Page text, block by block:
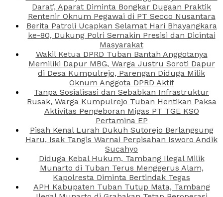
Darat’, Aparat Diminta Bongkar Dugaan Praktik
Rentenir Oknum Pegawai di PT Secco Nusantara
Berita Patroli Ucapkan Selamat Hari Bhayangkara
ke-80, Dukung Polri Semakin Presisi dan Dicintai
Masyarakat
Wakil Ketua DPRD Tuban Bantah Anggotanya
Memiliki Dapur MBG, Warga Justru Soroti Dapur
di Desa Kumpulrejo, Parengan Diduga Milik
Oknum Anggota DPRD Aktif
Tanpa Sosialisasi dan Sebabkan Infrastruktur
Rusak, Warga Kumpulrejo Tuban Hentikan Paksa
Aktivitas Pengeboran Migas PT TGE KSO
Pertamina EP
Pisah Kenal Lurah Dukuh Sutorejo Berlangsung
Haru, Isak Tangis Warnai Perpisahan Isworo Andik
Sucahyo
Diduga Kebal Hukum, Tambang Ilegal Milik
Munarto di Tuban Terus Menggerus Alam,
Kapolresta Diminta Bertindak Tegas
APH Kabupaten Tuban Tutup Mata, Tambang